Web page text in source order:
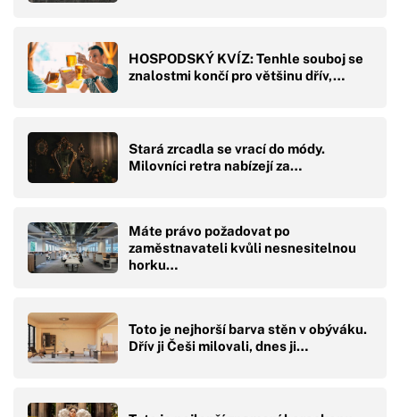
HOSPODSKÝ KVÍZ: Tenhle souboj se
znalostmi končí pro většinu dřív,…
Stará zrcadla se vrací do módy.
Milovníci retra nabízejí za…
Máte právo požadovat po
zaměstnavateli kvůli nesnesitelnou
horku…
Toto je nejhorší barva stěn v obýváku.
Dřív ji Češi milovali, dnes ji…